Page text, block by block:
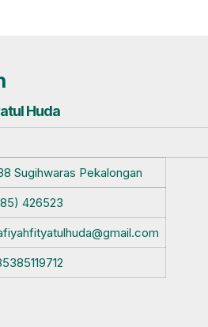
Huda
Sugihwaras Pekalongan
426523